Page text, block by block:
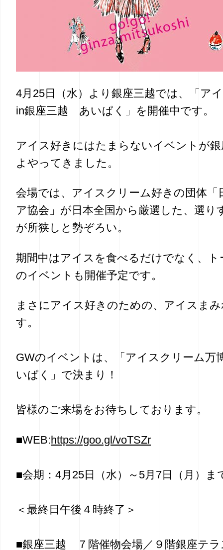
4月25日（水）より銀座三越では、「ア
in銀座三越 あいぱく」を開催中です。
アイス好きにはたまらないイベントが
よやってきました。
会場では、アイスクリーム好きの団体「
ア協会」が日本全国から厳選した、選り
が所狭しと勢ぞろい。
期間中はアイスを食べるだけでなく、
のイベントも開催予定です。
まさにアイス好きのための、アイスま
す。
GWのイベントは、「アイスクリーム
いぱく」で決まり！
皆様のご来場をお待ちしております。
■WEB:https://goo.gl/voTSZr
■会期：4月25日（水）～5月7日（月）ま
＜最終日午後４時終了＞
■銀座三越 ７階催物会場／９階銀座テラ